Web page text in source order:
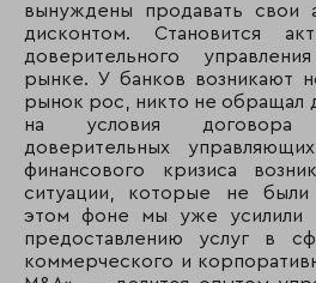
вынуждены продавать свои
дисконтом. Становится
доверительного
рынке. У банков возникают
рынок рос, никто не обращал
на условия договора
доверительных
финансового кризиса
ситуации, которые не
этом фоне мы уже усилили
предоставлению услуг в
коммерческого и